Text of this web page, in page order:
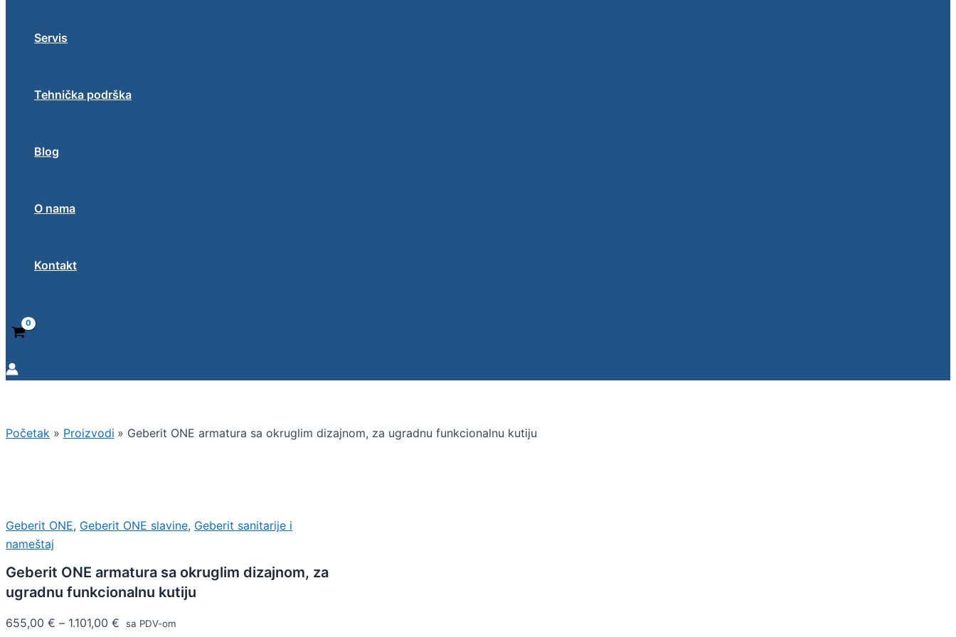
Servis
Tehnička podrška
Blog
O nama
Kontakt
Početak Proizvodi Geberit ONE armatura sa okruglim dizajnom, za ugradnu funkcionalnu kutiju
Geberit ONE, Geberit ONE slavine, Geberit sanitarije i
nameštaj
Geberit ONE armatura sa okruglim dizajnom, za
ugradnu funkcionalnu kutiju
655,00 € – 1.101,00 € sa PDV-om